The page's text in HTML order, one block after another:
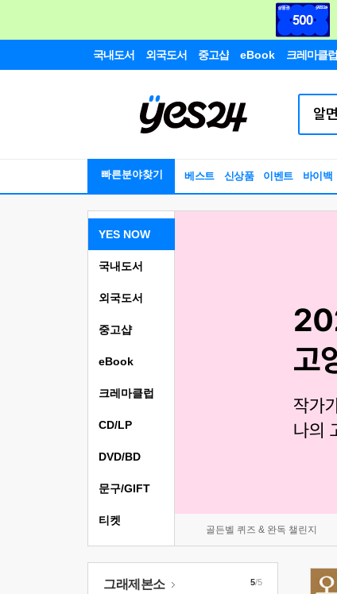
국내도서 외국도서 중고샵 eBook 크레마클럽
빠른분야찾기 베스트 신상품 이벤트 바이백
YES NOW
골든벨 퀴즈 & 완독 챌린지
국내도서
외국도서
중고샵
eBook
크레마클럽
CD/LP
DVD/BD
문구/GIFT
티켓
그래제본소 5/5